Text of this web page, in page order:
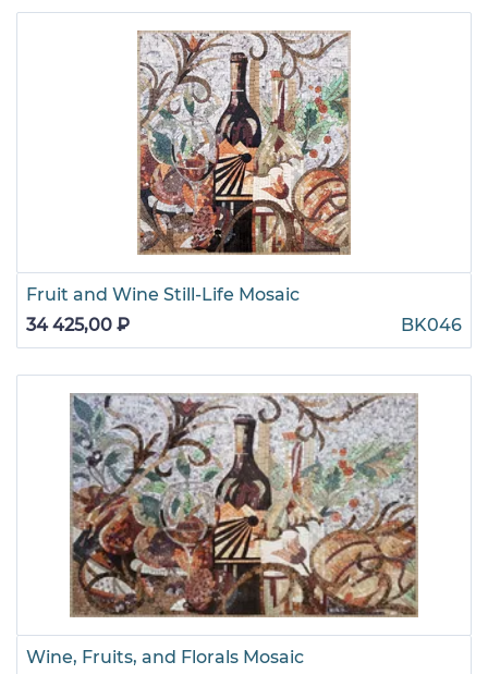
Fruit and Wine Still-Life Mosaic
34 425,00 ₽
BK046
Wine, Fruits, and Florals Mosaic